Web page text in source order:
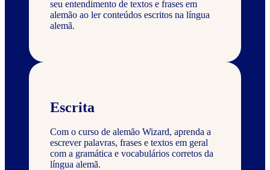
seu entendimento de textos e frases em
alemão ao ler conteúdos escritos na língua
alemã.
Escrita
Com o curso de alemão Wizard, aprenda a
escrever palavras, frases e textos em geral
com a gramática e vocabulários corretos da
língua alemã.